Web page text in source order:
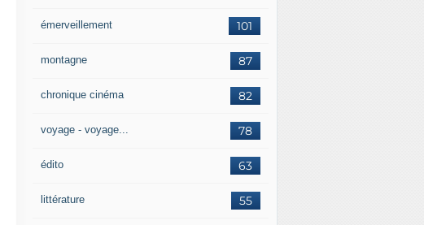
101
émerveillement
87
montagne
82
chronique cinéma
78
voyage - voyage...
63
édito
55
littérature